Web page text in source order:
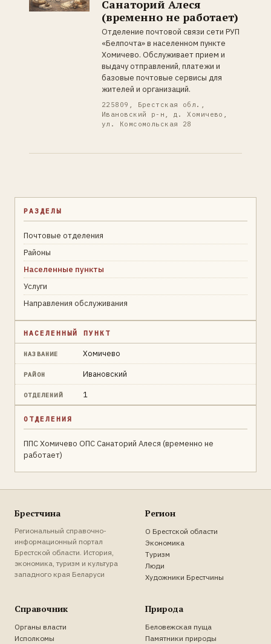
Санаторий Алеся
(временно не работает)
Отделение почтовой связи сети РУП
«Белпочта» в населенном пункте
Хомичево. Обслуживает прием и
выдачу отправлений, платежи и
базовые почтовые сервисы для
жителей и организаций.
225809, Брестская обл.,
Ивановский р-н, д. Хомичево,
ул. Комсомольская 28
РАЗДЕЛЫ
Почтовые отделения
Районы
Населенные пункты
Услуги
Направления обслуживания
НАСЕЛЕННЫЙ ПУНКТ
НАЗВАНИЕ Хомичево
РАЙОН Ивановский
ОТДЕЛЕНИЙ 1
ОТДЕЛЕНИЯ
ППС Хомичево ОПС Санаторий Алеся (временно не
работает)
Брестчина
Региональный справочно-
информационный портал
Брестской области. История,
экономика, туризм и культура
западного края Беларуси
Регион
О Брестской области
Экономика
Туризм
Люди
Художники Брестчины
Справочник
Органы власти
Исполкомы
Природа
Беловежская пуща
Памятники природы